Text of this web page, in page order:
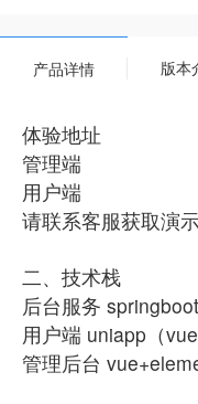
产品详情 版本
体验地址
管理端
用户端
请联系客服获取演
二、技术栈
后台服务
用户端 uniapp（vue
管理后台